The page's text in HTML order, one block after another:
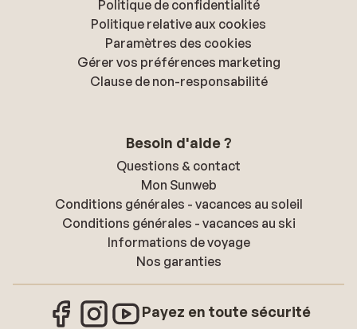
Politique de confidentialité
Politique relative aux cookies
Paramètres des cookies
Gérer vos préférences marketing
Clause de non-responsabilité
Besoin d'aide ?
Questions & contact
Mon Sunweb
Conditions générales - vacances au soleil
Conditions générales - vacances au ski
Informations de voyage
Nos garanties
Payez en toute sécurité